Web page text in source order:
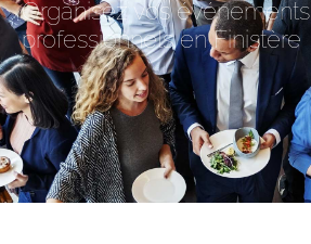
Organisez vos événements
professionnels en Finistère